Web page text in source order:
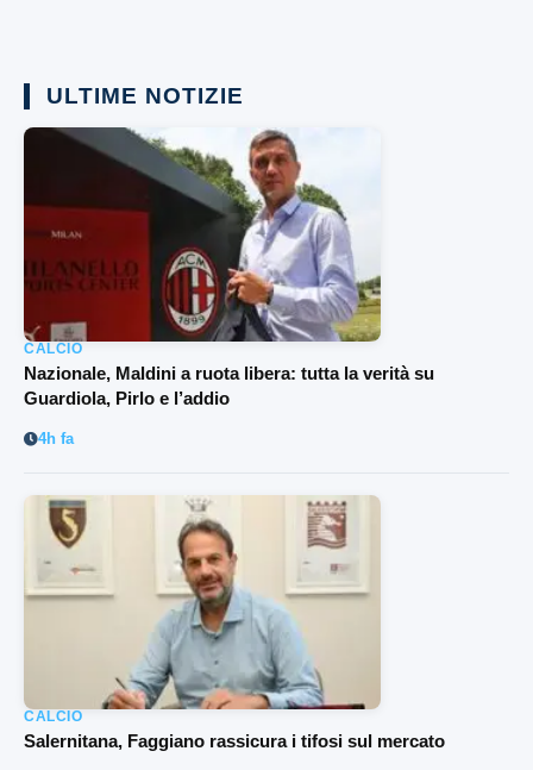
ULTIME NOTIZIE
CALCIO
Nazionale, Maldini a ruota libera: tutta la verità su
Guardiola, Pirlo e l’addio
4h fa
CALCIO
Salernitana, Faggiano rassicura i tifosi sul mercato